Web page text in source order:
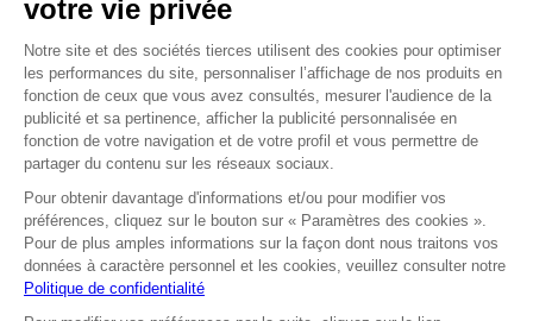
Tous droits réservés © Autobacs
Mentions légales RGPD
Cookies CGV
Facebook Instagram